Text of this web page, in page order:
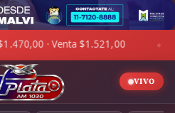
◆ ☁ LA PAMPA: 3°C ·
VIVO